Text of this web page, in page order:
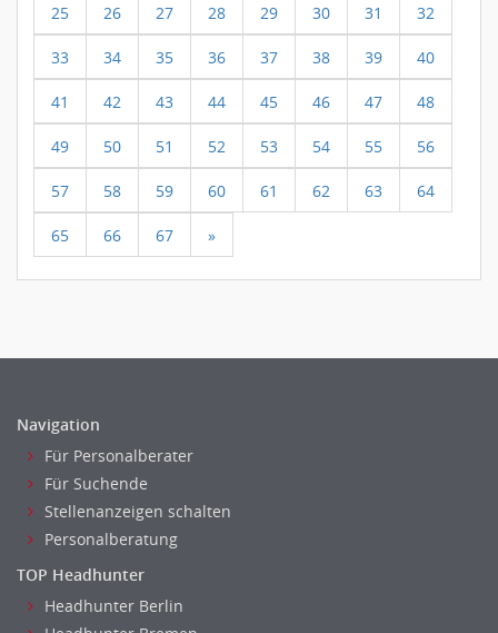
25 26 27 28 29 30 31 32
33 34 35 36 37 38 39 40
41 42 43 44 45 46 47 48
49 50 51 52 53 54 55 56
57 58 59 60 61 62 63 64
65 66 67 »
Navigation
Für Personalberater
Für Suchende
Stellenanzeigen schalten
Personalberatung
TOP Headhunter
Headhunter Berlin